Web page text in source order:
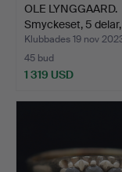
OLE LYNGGAARD.
Smyckeset, 5
Klubbades 19 nov
45 bud
1 319 USD